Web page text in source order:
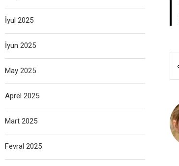
İyul 2025
İyun 2025
May 2025
Aprel 2025
Mart 2025
Fevral 2025